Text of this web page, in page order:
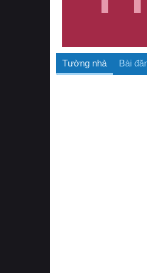
Tường nhà Bài